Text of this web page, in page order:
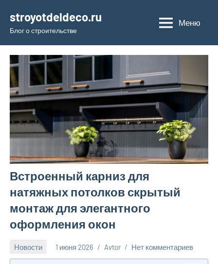
содержимому
stroyotdeldeco.ru
Блог о строительстве
Меню
Встроенный карниз для
натяжных потолков скрытый
монтаж для элегантного
оформления окон
Новости 1 июня 2026 Avtor Нет комментариев